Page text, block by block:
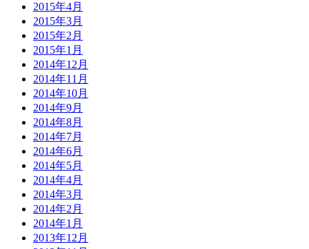
2015年4月
2015年3月
2015年2月
2015年1月
2014年12月
2014年11月
2014年10月
2014年9月
2014年8月
2014年7月
2014年6月
2014年5月
2014年4月
2014年3月
2014年2月
2014年1月
2013年12月